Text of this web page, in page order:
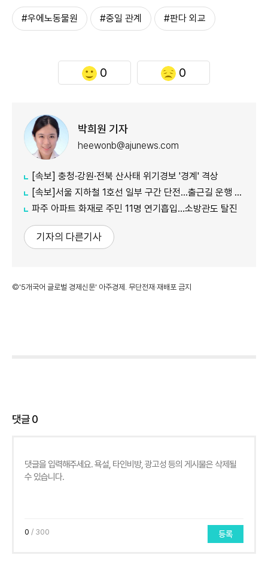
#우에노동물원 #중일 관계 #판다 외교
0 0
박희원 기자
heewonb@ajunews.com
[속보] 충청·강원·전북 산사태 위기경보 '경계' 격상
[속보]서울 지하철 1호선 일부 구간 단전…출근길 운행 지연
파주 아파트 화재로 주민 11명 연기흡입…소방관도 탈진
기자의 다른기사
©'5개국어 글로벌 경제신문' 아주경제. 무단전재·재배포 금지
댓글0
0 / 300 등록